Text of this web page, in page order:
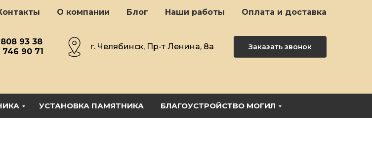
О компании Блог Наши работы Оплата и доставка
808 93 38
746 90 71
г. Челябинск, Пр-т Ленина, 8а Заказать звонок
УСТАНОВКА ПАМЯТНИКА БЛАГОУСТРОЙСТВО МОГИЛ